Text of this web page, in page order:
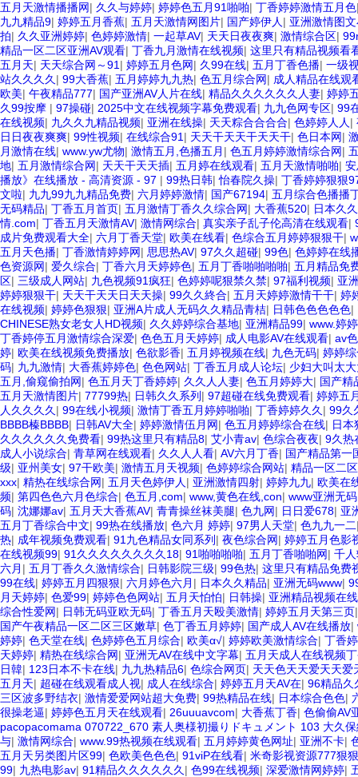
五月天激情播播网| 久久与婷婷| 婷婷色五月91啪啪| 丁香婷婷激情五月色
九九精品9| 婷婷五月香蕉| 五月天激情网图片| 国产婷伊人 | 亚洲激情图
拍| 久久亚洲婷婷| 色婷婷激情| 一起草AV| 天天日夜夜爽| 激情综合区|
精品一区二区亚洲AV观看| 丁香九月激情在线视频| 这里只有精品视频看
五月天| 天天综合网～91 | 婷婷五月色网| 久99在线| 五月丁香色播| 一级
站久久久久 | 99大香蕉| 五月婷婷九九热| 色五月综合网| 成人精品在线观
欧美| 午夜精品777| 国产亚洲AV人片在线| 精品久久久久久久人妻| 婷婷
久99按摩 | 97操碰| 2025中文在线视频字幕免费观看| 九九色网专区| 99
在线视频| 九久久九精品视频| 亚洲在线操| 天天粽合合合合| 色婷婷人人 |
日日夜夜爽爽| 99性视频| 在线综合91 | 天天干天天干天天干| 色日本网|
月激情在线| www.yw尤物| 激情五月,色播五月 | 色五月婷婷激情综合网|
地| 五月激情综合网| 天天干天天插| 五月婷在线观看| 五月天激情啪啪|
播放》在线播放 - 高清资源 - 97 | 99热日韩|怡春院久操| 丁香婷婷狠狠
文啦| 九九99九九精品免费| 六月婷婷激情| 国产67194| 五月综合色播播
无码精品| 丁香五月首页| 五月激情丁香久久综合网| 大香蕉520| 日本久
情.com| 丁香五月天激情AV| 激情网综合| 真实亲子乱子伦高清在线观看|
成片免费观看大全| 六月丁香天堂| 欧美在线看| 色综合五月婷婷狠狠干|
五月天色播| 丁香激情婷婷网| 思思热AV| 97久久超碰| 99色| 色婷婷在线
色资源网| 爱久综合| 丁香六月天婷婷色| 五月丁香啪啪啪啪| 五月精品免
区| 三级成人网站| 九色视频91疯狂| 色婷婷呢狠禁久禁| 97福利视频| 亚
婷婷狠狠干| 天天干天天日天天操| 99久久終合| 五月天婷婷激情干干| 婷
在线视频| 婷婷色狠狠| 亚洲A片成人无码久久精品青桔| 日韩色色色色色|
CHINESE熟女老女人HD视频| 久久婷婷综合基地| 亚洲精品99| www.婷
丁香婷停五月激情综合深爱| 色色五月天婷婷| 成人电影AV在线观看| av
婷| 欧美在线视频免费播放| 色欲影香| 五月婷视频在线| 九色无码| 婷婷
码| 九九激情| 大香蕉婷婷色| 色色网站| 丁香五月成人论坛| 少妇大叫太
五月,偷窥偷拍网| 色五月天丁香婷婷| 久久人人妻| 色五月婷婷大| 国产精
五月天激情图片| 77799热| 日韩久久系列 | 97超碰在线免费观看| 婷婷五
人久久久久 | 99在线小视频| 激情丁香五月婷婷啪啪| 丁香婷婷久久 | 99久
BBBB榛BBBB| 日韩AV大全| 婷婷激情伍月网| 色五月婷婷综合在线| 日本
久久久久久久免费看| 99热这里只有精品8| 艾小青av| 色综合夜夜| 9久热
成人小说综合| 青草网在线观看| 久久人人看| AV六月丁香| 国产精品第一
级| 亚州美女| 97干欧美| 激情五月天视频| 色婷婷综合网站| 精品一区二
xxx| 精热在线综合网| 五月天色婷伊人 | 亚洲激情四射| 婷婷九九| 欧美在
频| 第四色色六月色综合| 色五月,com| www,黄色在线,con| www亚洲无码
码| 沈娜娜av| 五月天大香蕉AV| 青青操丝袜美腿| 色九网| 日日爱678| 亚
五月丁香综合中文| 99热在线播放| 色六月 婷婷| 97男人天堂| 色九九一二
热| 成年视频免费观看| 91九色精品女同系列 | 夜色综合网| 婷婷五月色影
在线视频99| 91久久久久久久久久18| 91啪啪啪啪| 五月丁香啪啪网| 千
六月 | 五月丁香久久激情综合| 日韩影院三级| 99色热| 这里只有精品免费
99在线| 婷婷五月四狠狠| 六月婷色六月 | 日本久久精品| 亚洲无码www|
月天婷婷| 色爱99| 婷婷色色网站| 五月天怕怕| 日韩操| 亚洲精品视频在线
综合性爱网| 日韩无码亚欧无码| 丁香五月天殴美激情| 婷婷五月天第三页
国产午夜精品一区二区三区嫩草| 色丁香五月婷婷| 国产成人AV在线播放|
婷婷| 色天堂在线| 色婷婷色五月综合| 欧美α√| 婷婷欧美激情综合| 丁香
天婷婷| 精热在线综合网| 亚洲无AV在线中文字幕| 五月天成人在线视频
日韓| 123日本不卡在线| 九九热精品6| 色综合网页| 天天色天天爱天天爱
五月天| 超碰在线观看成人视| 成人在线综合| 婷婷五月天AV在| 96精品久
三区波多野结衣| 激情爱爱网站超大免费| 99热精品在线| 日本综合色色|
很操老逼| 婷婷色五月天在线观看| 26uuuavcom| 大香蕉丁香| 色偷偷AV
pacopacomama 070722_670 素人奥様初撮りドキュメント 103 大久
与| 激情网综合| www.99热视频在线观看| 五月婷婷黄色网址| 亚洲不卡|
五月天另类图片区99| 色欧美色色色| 91viP在线看| 米奇影视资源777狠
99| 九热电影av| 91精品久久久久久久 | 色99在线视频| 深爱激情网婷婷|